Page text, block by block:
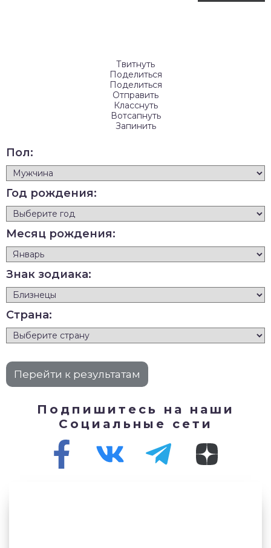
Твитнуть
Поделиться
Поделиться
Отправить
Класснуть
Вотсапнуть
Запинить
Пол:
Год рождения:
Месяц рождения:
Знак зодиака:
Страна:
Подпишитесь на наши
Социальные сети